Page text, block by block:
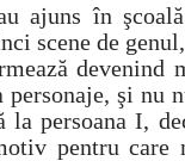
ajuns în
scene de
şi nu
la persoana I,
pentru care